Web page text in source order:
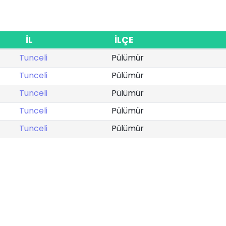
İL
İLÇE
Tunceli Pülümür
Tunceli Pülümür
Tunceli Pülümür
Tunceli Pülümür
Tunceli Pülümür